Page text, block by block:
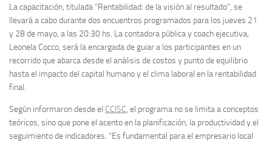
La capacitación, titulada “Rentabilidad: de la visión al resultado”, se
llevará a cabo durante dos encuentros programados para los jueves 21
y 28 de mayo, a las 20:30 hs. La contadora pública y coach ejecutiva,
Leonela Cocco, será la encargada de guiar a los participantes en un
recorrido que abarca desde el análisis de costos y punto de equilibrio
hasta el impacto del capital humano y el clima laboral en la rentabilidad
final.
Según informaron desde el CCISC, el programa no se limita a conceptos
teóricos, sino que pone el acento en la planificación, la productividad y el
seguimiento de indicadores. “Es fundamental para el empresario local